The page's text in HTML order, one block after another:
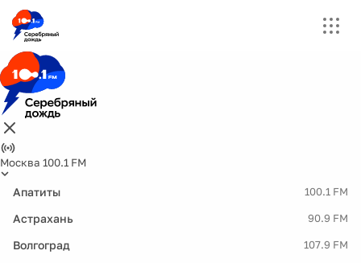
Москва 100.1 FM
Апатиты 100.1 FM
Астрахань 90.9 FM
Волгоград 107.9 FM